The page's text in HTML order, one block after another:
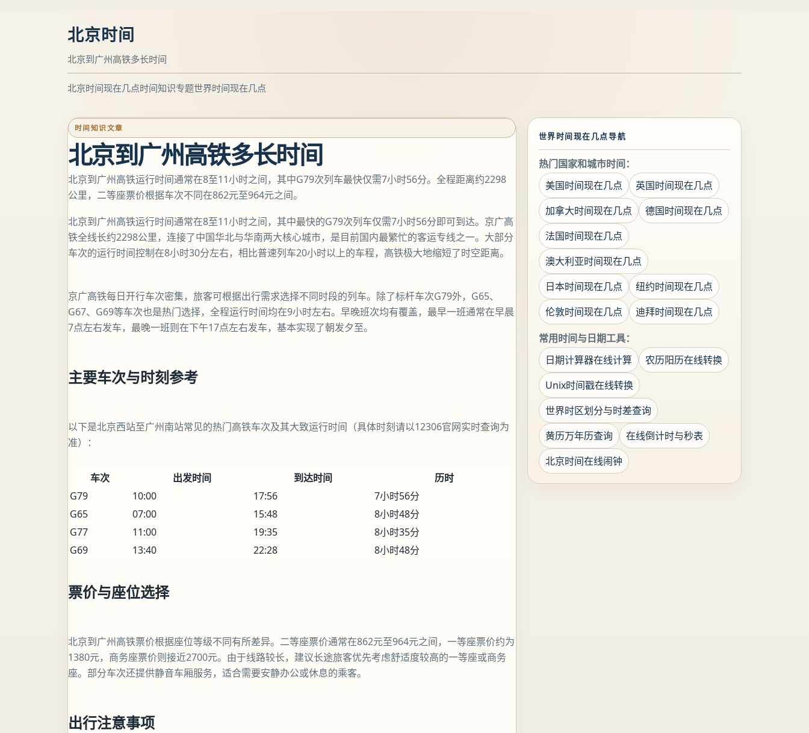
北京时间
北京到广州高铁多长时间
北京时间现在几点时间知识专题世界时间现在几点
时间知识文章
北京到广州高铁多长时间
北京到广州高铁运行时间通常在8至11小时之间，其中G79次列车最快仅需7小时56分。全程距离约2298
公里，二等座票价根据车次不同在862元至964元之间。
北京到广州高铁运行时间通常在8至11小时之间，其中最快的G79次列车仅需7小时56分即可到达。京广高
铁全线长约2298公里，连接了中国华北与华南两大核心城市，是目前国内最繁忙的客运专线之一。大部分
车次的运行时间控制在8小时30分左右，相比普速列车20小时以上的车程，高铁极大地缩短了时空距离。
京广高铁每日开行车次密集，旅客可根据出行需求选择不同时段的列车。除了标杆车次G79外，G65、
G67、G69等车次也是热门选择，全程运行时间均在9小时左右。早晚班次均有覆盖，最早一班通常在早晨
7点左右发车，最晚一班则在下午17点左右发车，基本实现了朝发夕至。
主要车次与时刻参考
以下是北京西站至广州南站常见的热门高铁车次及其大致运行时间（具体时刻请以12306官网实时查询为
准）：
车次 出发时间 到达时间
历时
G79
10:00 17:56
7小时56分
G65
07:00 15:48
8小时48分
G77
11:00 19:35
8小时35分
G69
13:40 22:28 8小时48分
票价与座位选择
北京到广州高铁票价根据座位等级不同有所差异。二等座票价通常在862元至964元之间，一等座票价约为
1380元，商务座票价则接近2700元。由于线路较长，建议长途旅客优先考虑舒适度较高的一等座或商务
座。部分车次还提供静音车厢服务，适合需要安静办公或休息的乘客。
出行注意事项
世界时间现在几点导航
热门国家和城市时间：
美国时间现在几点
英国时间现在几点
加拿大时间现在几点
德国时间现在几点
法国时间现在几点
澳大利亚时间现在几点
日本时间现在几点
纽约时间现在几点
伦敦时间现在几点
迪拜时间现在几点
常用时间与日期工具：
日期计算器在线计算
农历阳历在线转换
Unix时间戳在线转换
世界时区划分与时差查询
黄历万年历查询
在线倒计时与秒表
北京时间在线闹钟